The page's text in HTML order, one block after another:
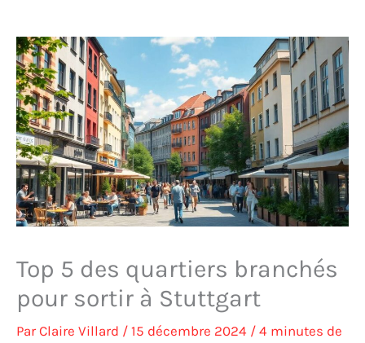
Top 5 des quartiers branchés
pour sortir à Stuttgart
ParClaire Villard / 15 décembre 2024 / 4 minutes de